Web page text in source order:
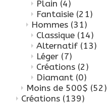
Plain (4)
Fantaisie (21)
Hommes (31)
Classique (14)
Alternatif (13)
Léger (7)
Créations (2)
Diamant (0)
Moins de 500$ (52)
Créations (139)